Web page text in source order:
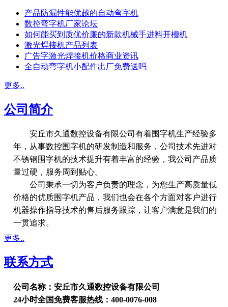
产品防漏性能优越的自动弯字机
数控弯字机厂家论坛
如何能买到质优价廉的新款机械手进料开槽机
激光焊接机产品列表
广告字激光焊接机价格商业资讯
全自动弯字机小配件出厂免费送吗
更多..
公司简介
安丘市久通数控设备有限公司有着围字机生产经验多
年，从事数控围字机的研发制造和服务，公司技术先进对
不锈钢围字机的技术提升有着丰富的经验，我公司产品质
量过硬，服务周到贴心。
公司秉承一切为客户负责的理念，为您生产高质量低
价格的优质围字机产品，我们也会在各个方面对客户进行
机器操作指导技术的售后服务跟踪，让客户满意是我们的
一贯追求。
更多..
联系方式
公司名称：安丘市久通数控设备有限公司
24小时全国免费客服热线：400-0076-008